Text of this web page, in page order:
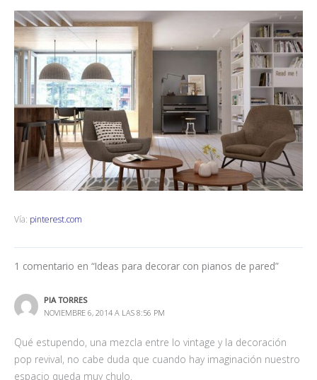
Vía: pinterest.com
1 comentario en “Ideas para decorar con pianos de pared”
PIA TORRES
NOVIEMBRE 6, 2014 A LAS 8:56 PM
Qué estupendo, una mezcla entre lo vintage y la decoración
pop revival, no cabe duda que cuando hay imaginación nuestro
espacio queda muy chulo.